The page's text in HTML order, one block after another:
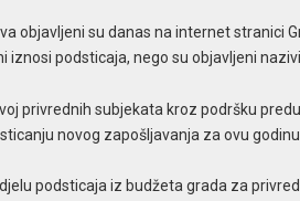
objavljeni su danas na internet stranici
iznosi podsticaja, nego su objavljeni
privrednih subjekata kroz podršku
novog zapošljavanja za ovu godinu
podsticaja iz budžeta grada za